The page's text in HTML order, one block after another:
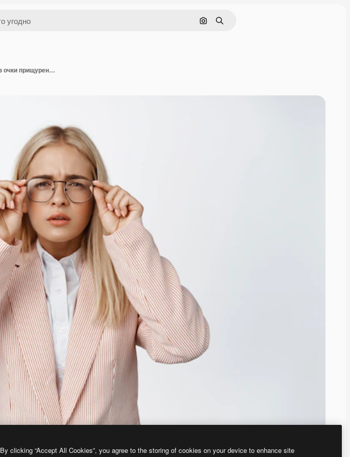
Поиск по изображению
Поиск
Молодая деловая женщина не может видеть, глядя через очки прищуренными глазами, не может что-то прочитать, стоя на белом
By clicking “Accept All Cookies”, you agree to the storing of cookies on your device to enhance site